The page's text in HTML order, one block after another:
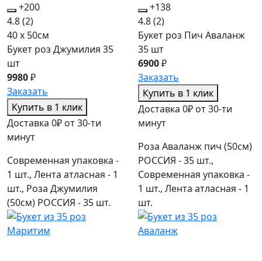
+200
4.8(2)
40 x 50см
Букет роз Джумилия 35
шт
9980₽
Заказать
Купить в 1 клик
Доставка 0₽ от 30-ти
минут
Современная упаковка -
1 шт., Лента атласная - 1
шт., Роза Джумилия
(50см) РОССИЯ - 35 шт.
+138
4.8(2)
Букет роз Пич Аваланж
35 шт
6900₽
Заказать
Купить в 1 клик
Доставка 0₽ от 30-ти
минут
Роза Аваланж пич (50см)
РОССИЯ - 35 шт.,
Современная упаковка -
1 шт., Лента атласная - 1
шт.